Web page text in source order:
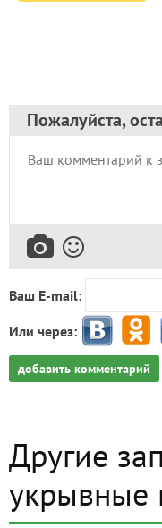
Пожалуйста,
Ваш E-mail:
Или через:
добавить комментарий
Другие
укрывные